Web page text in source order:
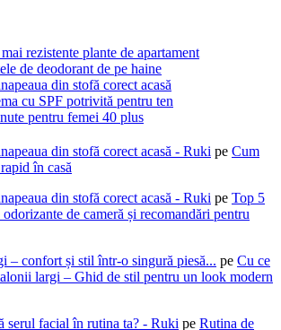
rezistente plante de apartament
de deodorant de pe haine
din stofă corect acasă
cu SPF potrivită pentru ten
pentru femei 40 plus
din stofă corect acasă - Ruki pe Cum
în casă
din stofă corect acasă - Ruki pe Top 5
de cameră și recomandări pentru
– confort și stil într-o singură piesă... pe Cu ce
largi – Ghid de stil pentru un look modern
serul facial în rutina ta? - Ruki pe Rutina de